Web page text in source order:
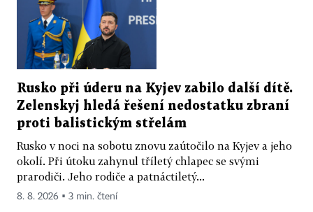
Rusko při úderu na Kyjev zabilo další dítě.
Zelenskyj hledá řešení nedostatku zbraní
proti balistickým střelám
Rusko v noci na sobotu znovu zaútočilo na Kyjev a jeho
okolí. Při útoku zahynul tříletý chlapec se svými
prarodiči. Jeho rodiče a patnáctiletý...
8. 8. 2026 ▪ 3 min. čtení